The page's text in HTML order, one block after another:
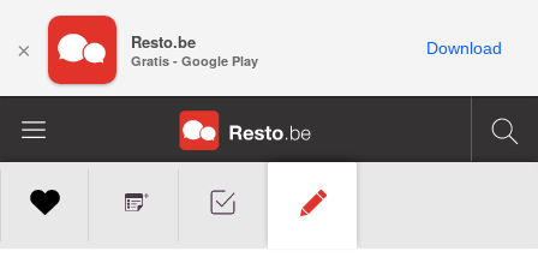
× Resto.be
Gratis - Google Play
Download